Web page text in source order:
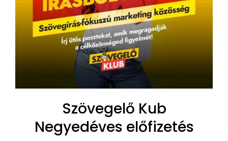
Szövegelő Kub
Negyedéves előfizetés